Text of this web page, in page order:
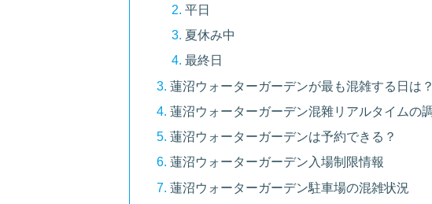
平日
夏休み中
最終日
蓮沼ウォーターガーデンが最も混雑する日は？
蓮沼ウォーターガーデン混雜リアルタイムの
蓮沼ウォーターガーデンは予約できる？
蓮沼ウォーターガーデン入場制限情報
蓮沼ウォーターガーデン駐車場の混雑状況